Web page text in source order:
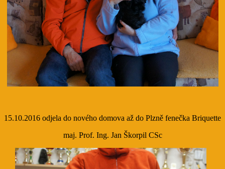
15.10.2016 odjela do nového domova až do Plzně fenečka Briquette
maj. Prof. Ing. Jan Škorpil CSc